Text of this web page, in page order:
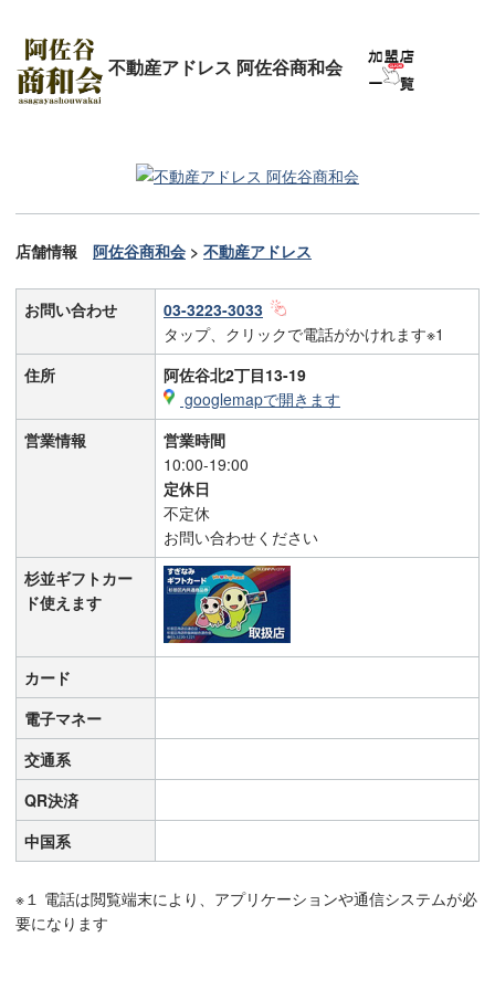
不動産アドレス 阿佐谷商和会
店舗情報 阿佐谷商和会 > 不動産アドレス
お問い合わせ
03-3223-3033
タップ、クリックで電話がかけれます※1
住所
阿佐谷北2丁目13-19
googlemapで開きます
営業情報
営業時間
10:00-19:00
定休日
不定休
お問い合わせください
杉並ギフトカー
ド使えます
カード
電子マネー
交通系
QR決済
中国系
※１ 電話は閲覧端末により、アプリケーションや通信システムが必
要になります